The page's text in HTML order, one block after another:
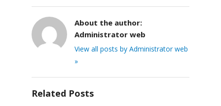
About the author:
Administrator web
View all posts by Administrator web
»
Related Posts